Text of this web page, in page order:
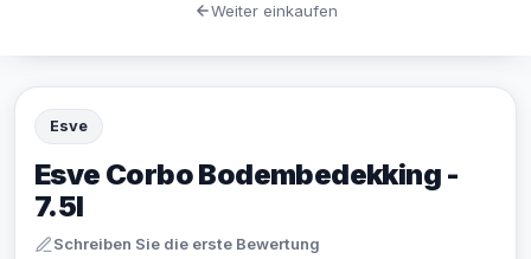
Esve
Esve Corbo Bodembedekking -
7.5l
Schreiben Sie die erste Bewertung
Weiter einkaufen